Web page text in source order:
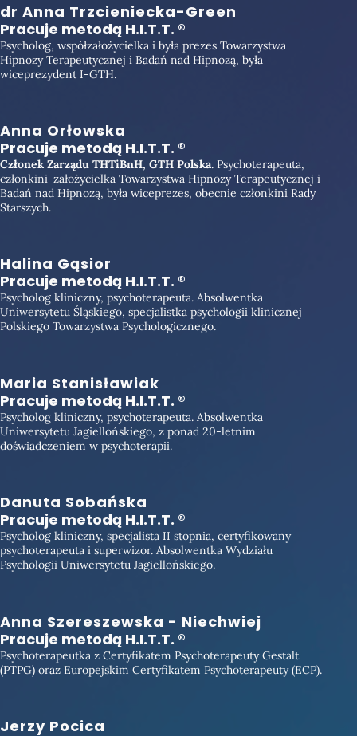
dr Anna Trzcieniecka-Green
Pracuje metodą H.I.T.T. ®
Psycholog, współzałożycielka i była prezes Towarzystwa
Hipnozy Terapeutycznej i Badań nad Hipnozą, była
wiceprezydent I-GTH.
Anna Orłowska
Pracuje metodą H.I.T.T. ®
Członek Zarządu THTiBnH, GTH Polska. Psychoterapeuta,
członkini-założycielka Towarzystwa Hipnozy Terapeutycznej i
Badań nad Hipnozą, była wiceprezes, obecnie członkini Rady
Starszych.
Halina Gąsior
Pracuje metodą H.I.T.T. ®
Psycholog kliniczny, psychoterapeuta. Absolwentka
Uniwersytetu Śląskiego, specjalistka psychologii klinicznej
Polskiego Towarzystwa Psychologicznego.
Maria Stanisławiak
Pracuje metodą H.I.T.T. ®
Psycholog kliniczny, psychoterapeuta. Absolwentka
Uniwersytetu Jagiellońskiego, z ponad 20-letnim
doświadczeniem w psychoterapii.
Danuta Sobańska
Pracuje metodą H.I.T.T. ®
Psycholog kliniczny, specjalista II stopnia, certyfikowany
psychoterapeuta i superwizor. Absolwentka Wydziału
Psychologii Uniwersytetu Jagiellońskiego.
Anna Szereszewska - Niechwiej
Pracuje metodą H.I.T.T. ®
Psychoterapeutka z Certyfikatem Psychoterapeuty Gestalt
(PTPG) oraz Europejskim Certyfikatem Psychoterapeuty (ECP).
Jerzy Pocica